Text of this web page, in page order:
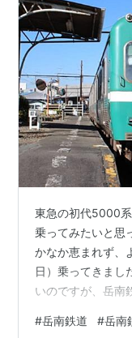
東急の初代5000
乗ってみたいと思
かなか恵まれず、
日）乗ってきまし
いのですが、岳南
る、10キロメート
#岳南鉄道 #岳南